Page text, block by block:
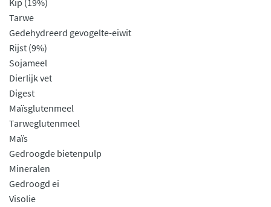
Kip (19%)
Tarwe
Gedehydreerd gevogelte-eiwit
Rijst (9%)
Sojameel
Dierlijk vet
Digest
Maïsglutenmeel
Tarweglutenmeel
Maïs
Gedroogde bietenpulp
Mineralen
Gedroogd ei
Visolie